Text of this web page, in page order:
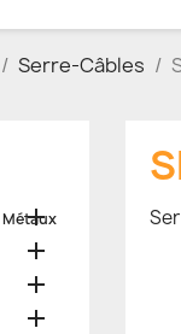
Serre-Câbles
Métaux



